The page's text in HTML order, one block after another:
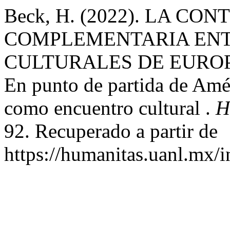
Beck, H. (2022). LA
COMPLEMENTARIA
CULTURALES DE
En punto de partida de
como encuentro cultural .
92. Recuperado a partir de
https://